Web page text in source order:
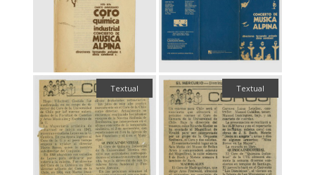
Textual Textual